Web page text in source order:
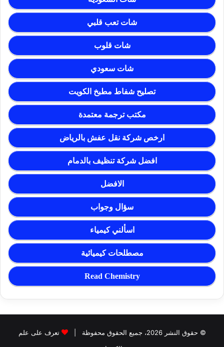
شات تعب قلبي
شات قلوب
شات سعودي
تصليح شفاط مطبخ الكويت
مكتب ترجمة معتمدة
ارخص شركة نقل عفش بالرياض
افضل شركة تنظيف بالدمام
الافضل
سؤال وجواب
اسألني كيمياء
مصطلحات كيميائية
Read Chemistry
© حقوق النشر 2026، جميع الحقوق محفوظة |
تعرف على علم